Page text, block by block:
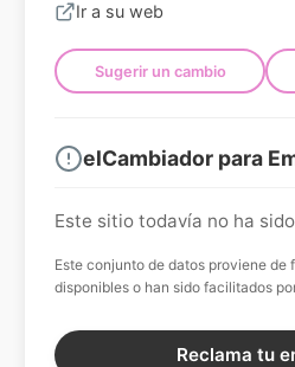
Ir a su web
Sugerir un cambio
elCambiador para
Este sitio todavía no ha
Este conjunto de datos proviene de
disponibles o han sido facilitados
Reclama tu